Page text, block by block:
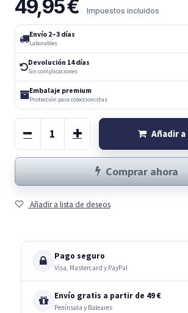
49,95€ Impuestos incluidos
Envío 2–3 días
Laborables
Devolución 14 días
Sin complicaciones
Embalaje premium
Protección para coleccionistas
Añadir
Comprar ahora
Añadir a lista de deseos
Pago seguro
Visa, Mastercard y PayPal
Envío gratis a partir de 49 €
Península y Baleares